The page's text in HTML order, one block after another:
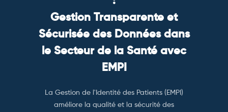
Gestion Transparente et
Sécurisée des Données dans
le Secteur de la Santé avec
EMPI
La Gestion de l'Identité des Patients (EMPI)
améliore la qualité et la sécurité des